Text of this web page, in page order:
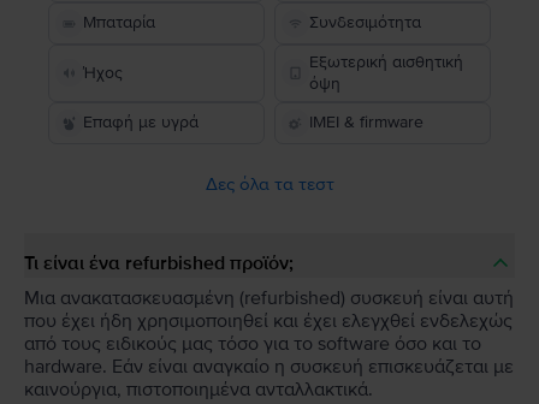
Μπαταρία Συνδεσιμότητα
Ήχος
Εξωτερική αισθητική
όψη
Επαφή με υγρά
IMEI & firmware
Δες όλα τα τεστ
Τι είναι ένα refurbished προϊόν;
Μια ανακατασκευασμένη (refurbished) συσκευή είναι αυτή
που έχει ήδη χρησιμοποιηθεί και έχει ελεγχθεί ενδελεχώς
από τους ειδικούς μας τόσο για το software όσο και το
hardware. Εάν είναι αναγκαίο η συσκευή επισκευάζεται με
καινούργια, πιστοποιημένα ανταλλακτικά.